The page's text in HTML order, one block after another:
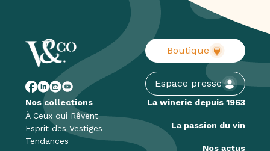
Nos collections
À Ceux qui Rêvent
Esprit des Vestiges
Tendances
La winerie depuis 1963
La passion du vin
Nos actus
Boutique
Espace presse